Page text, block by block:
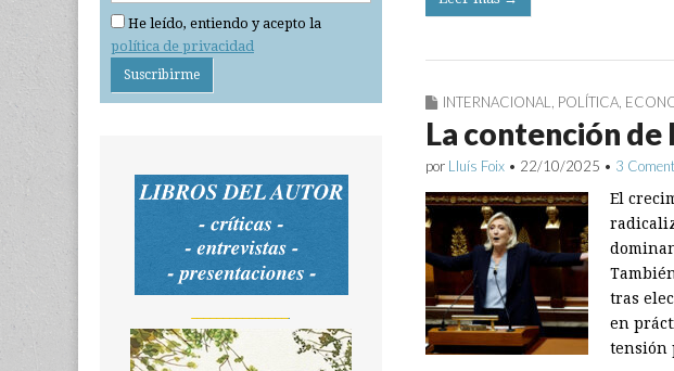
INTERNACIONAL POLÍTICA
La contención
por Lluís Foix • 22/10/2025 • 3
El
tras
en
tensión
He leído, entiendo y acepto la
política de privacidad